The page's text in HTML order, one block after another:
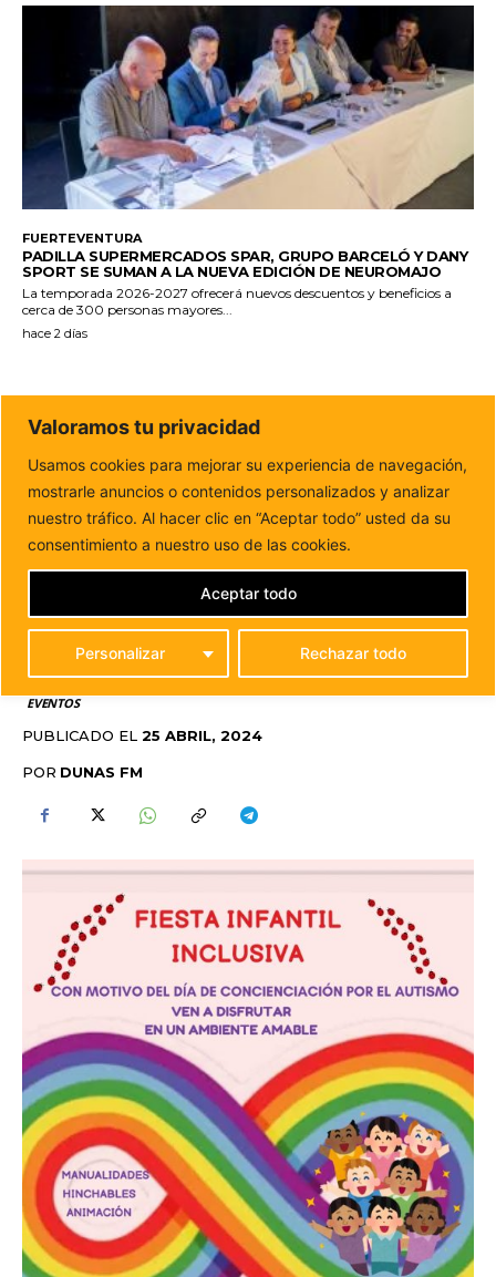
FUERTEVENTURA
PADILLA SUPERMERCADOS SPAR, GRUPO BARCELÓ Y DANY
SPORT SE SUMAN A LA NUEVA EDICIÓN DE NEUROMAJO
La temporada 2026-2027 ofrecerá nuevos descuentos y beneficios a
cerca de 300 personas mayores...
hace 2 días